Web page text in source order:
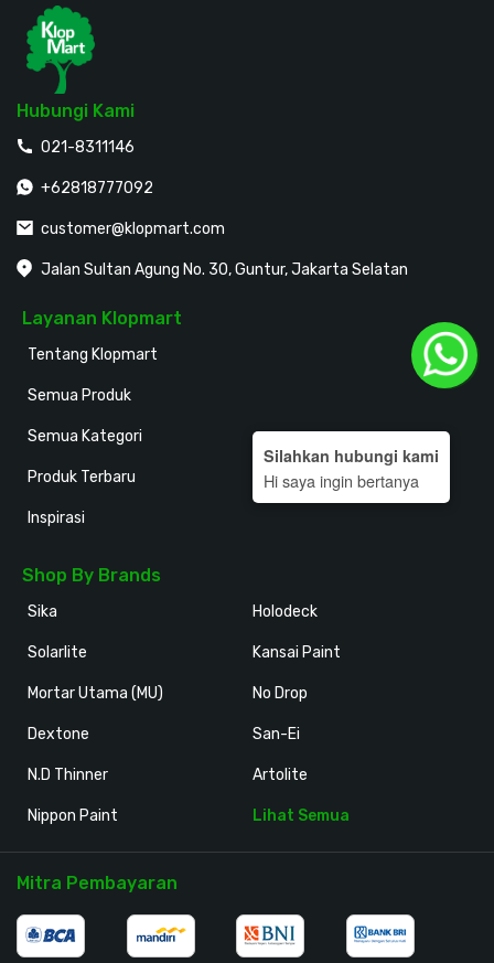
Hubungi Kami
021-8311146
+62818777092
customer@klopmart.com
Jalan Sultan Agung No. 30, Guntur, Jakarta Selatan
Layanan Klopmart
Tentang Klopmart
Semua Produk
Semua Kategori
Produk Terbaru
Inspirasi
Shop By Brands
Sika
Solarlite
Mortar Utama (MU)
Dextone
N.D Thinner
Nippon Paint
Holodeck
Kansai Paint
No Drop
San-Ei
Artolite
Lihat Semua
Mitra Pembayaran
Silahkan hubungi kami
Hi saya ingin bertanya